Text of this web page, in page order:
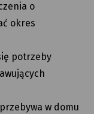
o
okres
potrzeby
w domu